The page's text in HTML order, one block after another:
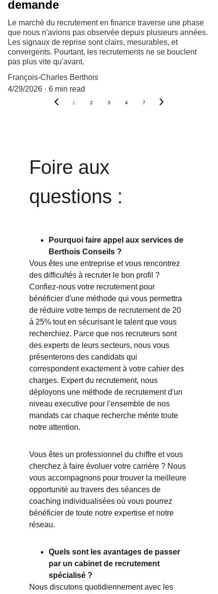
demande
Le marché du recrutement en finance traverse une phase
que nous n'avions pas observée depuis plusieurs années.
Les signaux de reprise sont clairs, mesurables, et
convergents. Pourtant, les recrutements ne se bouclent
pas plus vite qu'avant.
François-Charles Berthois
4/29/2026
6 min read
1 2 3 4 7
Foire aux
questions :
Pourquoi faire appel aux services de
Berthois Conseils ?
Vous êtes une entreprise et vous rencontrez
des difficultés à recruter le bon profil ?
Confiez-nous votre recrutement pour
bénéficier d'une méthode qui vous permettra
de réduire votre temps de recrutement de 20
à 25% tout en sécurisant le talent que vous
recherchiez. Parce que nos recruteurs sont
des experts de leurs secteurs, nous vous
présenterons des candidats qui
correspondent exactement à votre cahier des
charges. Expert du recrutement, nous
déployons une méthode de recrutement d'un
niveau executive pour l'ensemble de nos
mandats car chaque recherche mérite toute
notre attention.
Vous êtes un professionnel du chiffre et vous
cherchez à faire évoluer votre carrière ? Nous
vous accompagnons pour trouver la meilleure
opportunité au travers des séances de
coaching individualisées où vous pourrez
bénéficier de toute notre expertise et notre
réseau.
Quels sont les avantages de passer
par un cabinet de recrutement
spécialisé ?
Nous discutons quotidiennement avec les